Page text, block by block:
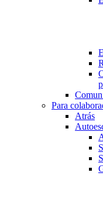
Para
Atrás